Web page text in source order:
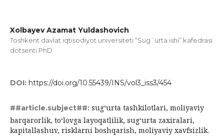
Xolbayev Azamat Yuldashovich
Toshkent davlat iqtisodiyot universiteti “Sug`urta ishi” kafedrasi
dotsenti PhD
DOI: https://doi.org/10.55439/INS/vol3_iss3/454
##article.subject##: sugʻurta tashkilotlari, moliyaviy
barqarorlik, toʻlovga layoqatlilik, sugʻurta zaxiralari,
kapitallashuv, risklarni boshqarish, moliyaviy xavfsizlik.